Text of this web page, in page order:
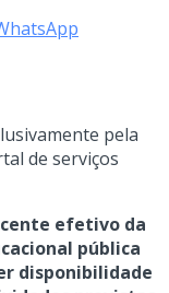
pela
de serviços
efetivo da
pública
disponibilidade